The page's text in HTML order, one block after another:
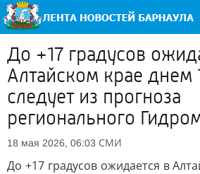
До +17 градусов
Алтайском крае днем
следует из прогноза
регионального
18 мая 2026, 06:03 СМИ
До +17 градусов ожидается в